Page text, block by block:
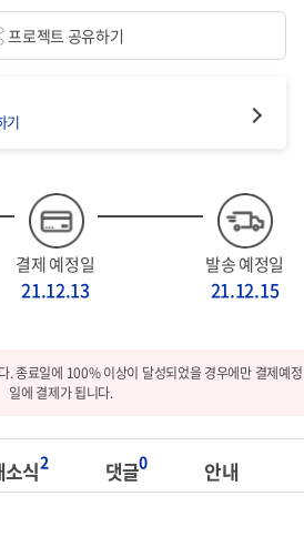
프로젝트 공유하기
결제 예정일
21.12.13
발송 예정일
21.12.15
기
. 종료일에 100% 이상이 달성되었을 경우에만 결제예정
일에 결제가 됩니다.
소식2 댓글0 안내